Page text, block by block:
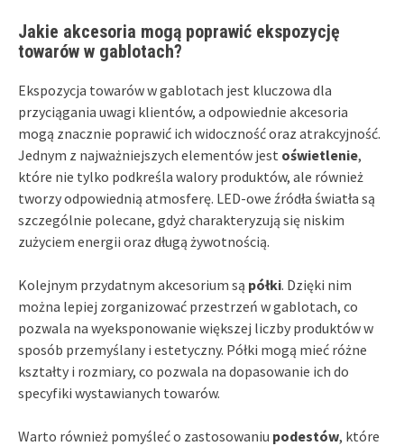
Jakie akcesoria mogą poprawić ekspozycję
towarów w gablotach?
Ekspozycja towarów w gablotach jest kluczowa dla
przyciągania uwagi klientów, a odpowiednie akcesoria
mogą znacznie poprawić ich widoczność oraz atrakcyjność.
Jednym z najważniejszych elementów jest oświetlenie,
które nie tylko podkreśla walory produktów, ale również
tworzy odpowiednią atmosferę. LED-owe źródła światła są
szczególnie polecane, gdyż charakteryzują się niskim
zużyciem energii oraz długą żywotnością.
Kolejnym przydatnym akcesorium są półki. Dzięki nim
można lepiej zorganizować przestrzeń w gablotach, co
pozwala na wyeksponowanie większej liczby produktów w
sposób przemyślany i estetyczny. Półki mogą mieć różne
kształty i rozmiary, co pozwala na dopasowanie ich do
specyfiki wystawianych towarów.
Warto również pomyśleć o zastosowaniu podestów, które